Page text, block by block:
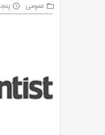
folder_open عمومی access_time پنجشنبه 9